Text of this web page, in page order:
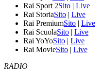
Rai Sport 2Sito | Live
Rai StoriaSito | Live
Rai PremiumSito | Live
Rai ScuolaSito | Live
Rai YoYoSito | Live
Rai MovieSito | Live
RADIO